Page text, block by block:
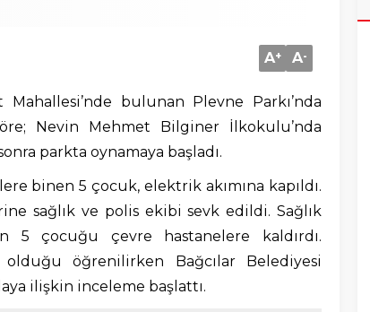
A+ A-
Mahallesi’nde bulunan Plevne Parkı’nda
Nevin Mehmet Bilginer İlkokulu’nda
parkta oynamaya başladı.
binen 5 çocuk, elektrik akımına kapıldı.
sağlık ve polis ekibi sevk edildi. Sağlık
5 çocuğu çevre hastanelere kaldırdı.
öğrenilirken Bağcılar Belediyesi
ilişkin inceleme başlattı.